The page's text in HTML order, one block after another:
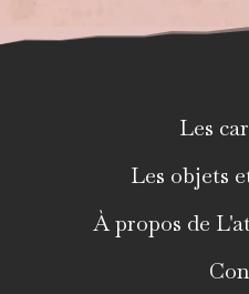
Les
Les objets
À propos de